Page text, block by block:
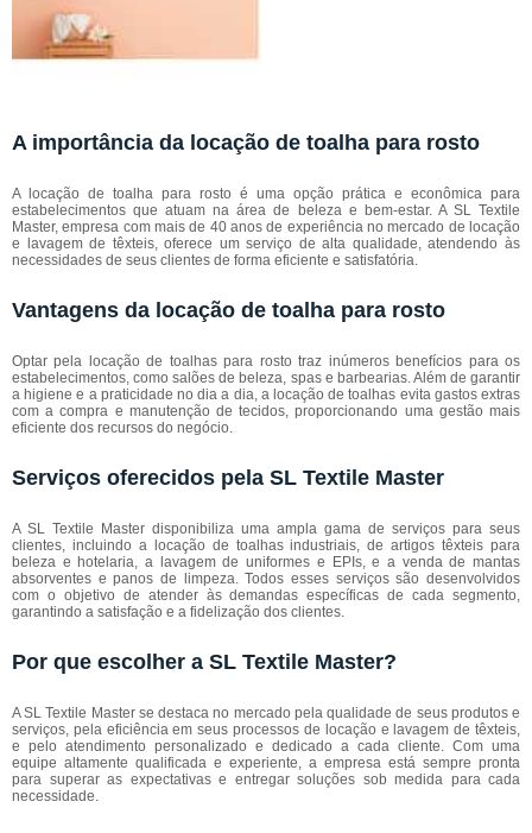
A importância da locação de toalha para rosto
A locação de toalha para rosto é uma opção prática e econômica para
estabelecimentos que atuam na área de beleza e bem-estar. A SL Textile
Master, empresa com mais de 40 anos de experiência no mercado de locação
e lavagem de têxteis, oferece um serviço de alta qualidade, atendendo às
necessidades de seus clientes de forma eficiente e satisfatória.
Vantagens da locação de toalha para rosto
Optar pela locação de toalhas para rosto traz inúmeros benefícios para os
estabelecimentos, como salões de beleza, spas e barbearias. Além de garantir
a higiene e a praticidade no dia a dia, a locação de toalhas evita gastos extras
com a compra e manutenção de tecidos, proporcionando uma gestão mais
eficiente dos recursos do negócio.
Serviços oferecidos pela SL Textile Master
A SL Textile Master disponibiliza uma ampla gama de serviços para seus
clientes, incluindo a locação de toalhas industriais, de artigos têxteis para
beleza e hotelaria, a lavagem de uniformes e EPIs, e a venda de mantas
absorventes e panos de limpeza. Todos esses serviços são desenvolvidos
com o objetivo de atender às demandas específicas de cada segmento,
garantindo a satisfação e a fidelização dos clientes.
Por que escolher a SL Textile Master?
A SL Textile Master se destaca no mercado pela qualidade de seus produtos e
serviços, pela eficiência em seus processos de locação e lavagem de têxteis,
e pelo atendimento personalizado e dedicado a cada cliente. Com uma
equipe altamente qualificada e experiente, a empresa está sempre pronta
para superar as expectativas e entregar soluções sob medida para cada
necessidade.